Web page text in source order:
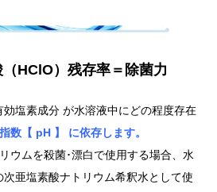
HClO）残存率＝除菌力
塩素成分 が水溶液中にどの程度存在
数【 pH 】 に依存します。
ウムを殺菌･漂白で使用する場合、水
亜塩素酸ナトリウム希釈水として使